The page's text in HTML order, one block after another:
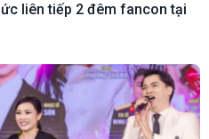
liên tiếp 2 đêm fancon tại